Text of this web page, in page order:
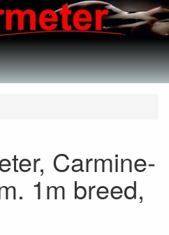
Carmine-
1m breed,